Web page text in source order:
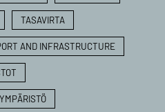
TASAVIRTA
AND INFRASTRUCTURE
YMPÄRISTÖ